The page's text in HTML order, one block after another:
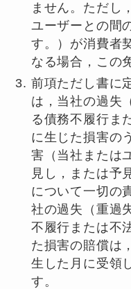
ません。ただし
ユーザーとの間
す。）が消費者
なる場合，この
前項ただし書に
は，当社の過失
る債務不履行ま
に生じた損害の
害（当社または
見し，または予
について一切の
社の過失（重過
不履行または不
た損害の賠償は
生した月に受領
す。